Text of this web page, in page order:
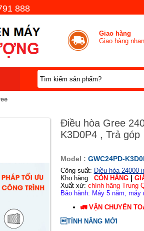
888
Giao hàng
Giao hàng
Điều hòa Gree
K3D0P4 , Trả góp
Model : GWC24PD-
Công suất: Điều hòa 24000
Kho hàng: CÒN HÀNG
Xuất xứ: chính hãng Trung
Bảo hành: Máy 5 năm, máy
🚛 VẬN CHUYỂN
TÍNH NĂNG MỚI